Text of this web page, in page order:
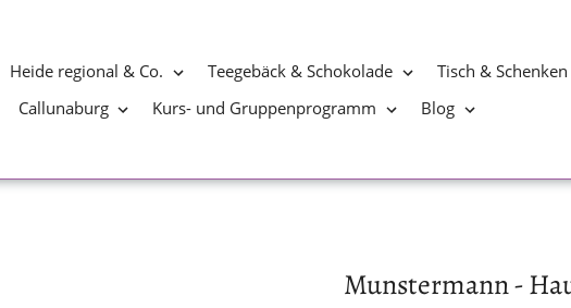
Heide regional & Co. Teegebäck & Schokolade
Tisch & Schenken
Callunaburg Kurs- und Gruppenprogramm Blog
Munstermann -